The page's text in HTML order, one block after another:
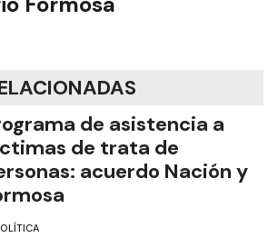
de asistencia a
de trata de
acuerdo Nación y